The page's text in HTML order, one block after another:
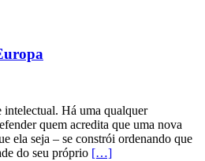
intelectual. Há uma qualquer
quem acredita que uma nova
ela seja – se constrói ordenando que
do seu próprio […]